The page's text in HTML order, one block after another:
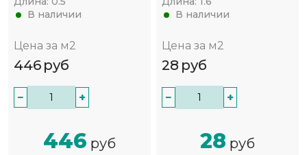
В наличии
Цена за м2
446 руб
− +
446 руб
В наличии
Цена за м2
28 руб
− +
28 руб